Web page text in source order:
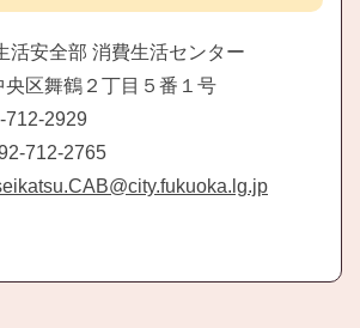
活安全部 消費生活センター
区舞鶴２丁目５番１号
712-2929
712-2765